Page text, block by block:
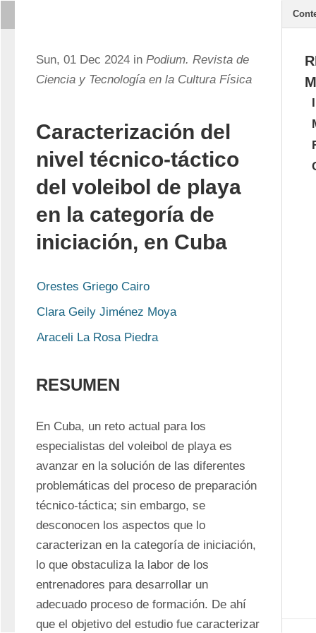
Sun, 01 Dec 2024 in Podium. Revista de
Ciencia y Tecnología en la Cultura Física
Caracterización del
nivel técnico-táctico
del voleibol de playa
en la categoría de
iniciación, en Cuba
Orestes Griego Cairo
Clara Geily Jiménez Moya
Araceli La Rosa Piedra
RESUMEN
En Cuba, un reto actual para los
especialistas del voleibol de playa es
avanzar en la solución de las diferentes
problemáticas del proceso de preparación
técnico-táctica; sin embargo, se
desconocen los aspectos que lo
caracterizan en la categoría de iniciación,
lo que obstaculiza la labor de los
entrenadores para desarrollar un
adecuado proceso de formación. De ahí
que el objetivo del estudio fue caracterizar